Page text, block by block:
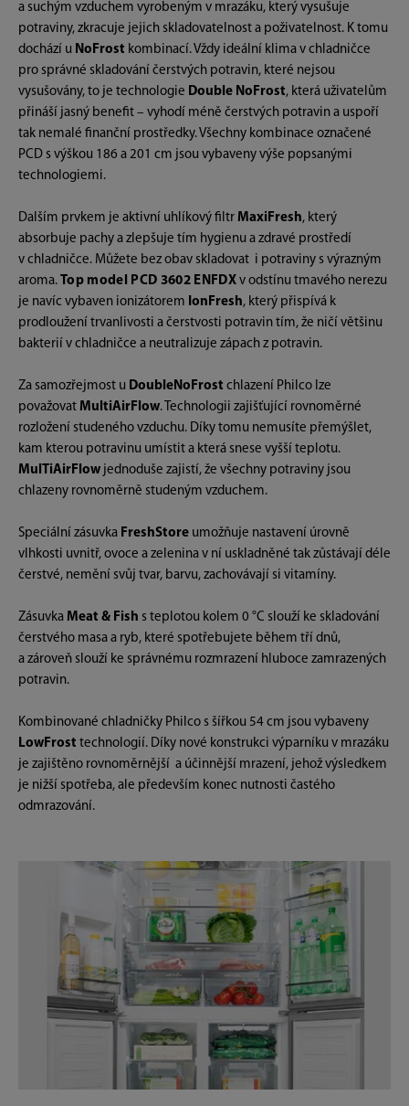
a suchým vzduchem vyrobeným v mrazáku, který vysušuje
potraviny, zkracuje jejich skladovatelnost a poživatelnost. K tomu
dochází u NoFrost kombinací. Vždy ideální klima v chladničce
pro správné skladování čerstvých potravin, které nejsou
vysušovány, to je technologie Double NoFrost, která uživatelům
přináší jasný benefit – vyhodí méně čerstvých potravin a uspoří
tak nemalé finanční prostředky. Všechny kombinace označené
PCD s výškou 186 a 201 cm jsou vybaveny výše popsanými
technologiemi.
Dalším prvkem je aktivní uhlíkový filtr MaxiFresh, který
absorbuje pachy a zlepšuje tím hygienu a zdravé prostředí
v chladničce. Můžete bez obav skladovat i potraviny s výrazným
aroma. Top model PCD 3602 ENFDX v odstínu tmavého nerezu
je navíc vybaven ionizátorem IonFresh, který přispívá k
prodloužení trvanlivosti a čerstvosti potravin tím, že ničí většinu
bakterií v chladničce a neutralizuje zápach z potravin.
Za samozřejmost u DoubleNoFrost chlazení Philco lze
považovat MultiAirFlow. Technologii zajišťující rovnoměrné
rozložení studeného vzduchu. Díky tomu nemusíte přemýšlet,
kam kterou potravinu umístit a která snese vyšší teplotu.
MulTiAirFlow jednoduše zajistí, že všechny potraviny jsou
chlazeny rovnoměrně studeným vzduchem.
Speciální zásuvka FreshStore umožňuje nastavení úrovně
vlhkosti uvnitř, ovoce a zelenina v ní uskladněné tak zůstávají déle
čerstvé, nemění svůj tvar, barvu, zachovávají si vitamíny.
Zásuvka Meat & Fish s teplotou kolem 0 °C slouží ke skladování
čerstvého masa a ryb, které spotřebujete během tří dnů,
a zároveň slouží ke správnému rozmrazení hluboce zamrazených
potravin.
Kombinované chladničky Philco s šířkou 54 cm jsou vybaveny
LowFrost technologií. Díky nové konstrukci výparníku v mrazáku
je zajištěno rovnoměrnější a účinnější mrazení, jehož výsledkem
je nižší spotřeba, ale především konec nutnosti častého
odmrazování.